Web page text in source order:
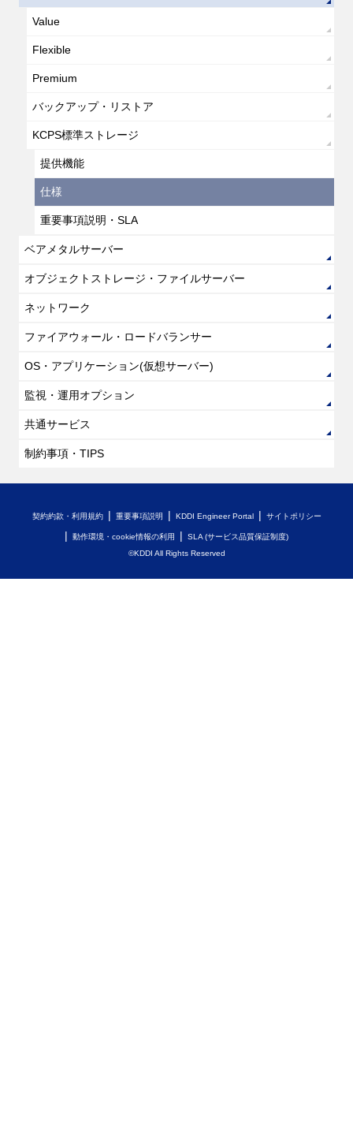
Value
Flexible
Premium
バックアップ・リストア
KCPS標準ストレージ
提供機能
仕様
重要事項説明・SLA
ベアメタルサーバー
オブジェクトストレージ・ファイルサーバー
ネットワーク
ファイアウォール・ロードバランサー
OS・アプリケーション(仮想サーバー)
監視・運用オプション
共通サービス
制約事項・TIPS
契約約款・利用規約 重要事項説明 KDDI Engineer Portal サイトポリシー
動作環境・cookie情報の利用
SLA (サービス品質保証制度)
©KDDI All Rights Reserved